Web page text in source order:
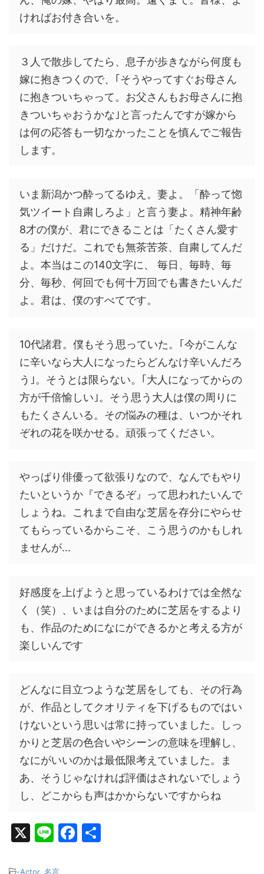
ければお付き合いを。
３人で散歩してたら、息子が歩きながら何度も
嫁に抱きつくので、｢そうやってすぐお母さん
に抱きついちゃって。お父さんもお母さんに抱
きついちゃおうかな｣と言ったんですが嫁から
は何の応答も一切なかったことを慎んでご報告
します。
いま新潟かつ酔ってるゆえ。妻よ。「酔って惚
気ツイート自粛しろよ」と言う妻よ。精神年齢
8才の僕が、君にできることは「たくさん愛す
る」だけだ。これでも無茶苦茶、自粛してんだ
よ。本当はこの140文字に、 毎日、毎時、毎
分、毎秒、何回でも何十万回でも書きたいんだ
よ。君は、僕のすべてです。
10代諸君。僕もそう思っていた。｢今がこんな
に辛いなら大人になったらどんなけ辛いんだろ
う｣。そうとは限らない。｢大人になってからの
方が千倍愉しい｣。そう思う大人は僕の周りに
もたくさんいる。その悩みの種は、いつかそれ
ぞれの花を咲かせる。頑張ってください。
やっぱり俳優って欲張りなので、なんでもやり
たいというか『できるぞ』って思われたいんで
しょうね。これまで自由な芝居を存分にやらせ
てもらっているからこそ、こう思うのかもしれ
ませんが…
好感度を上げようと思っているわけでは全然な
く（笑）、いまは自分のために芝居をするより
も、作品のためになにができるかと考える方が
楽しいんです
どんなに目立つような芝居をしても、その行為
が、作品としてクオリティを下げるものではい
けないという思いは常に持っていました。しっ
かりと芝居の色合いやシーンの意味を理解し、
なにがいいのかは最低限考えていました。ま
あ、そうじゃなければ評価はされないでしょう
し、どこからも声はかからないですからね
X
Li F
-Actor, 名言